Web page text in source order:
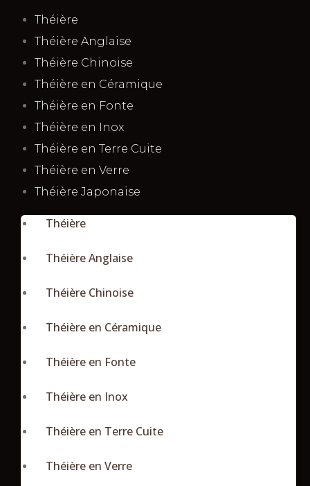
Théière
Théière Anglaise
Théière Chinoise
Théière en Céramique
Théière en Fonte
Théière en Inox
Théière en Terre Cuite
Théière en Verre
Théière Japonaise
Théière
Théière Anglaise
Théière Chinoise
Théière en Céramique
Théière en Fonte
Théière en Inox
Théière en Terre Cuite
Théière en Verre